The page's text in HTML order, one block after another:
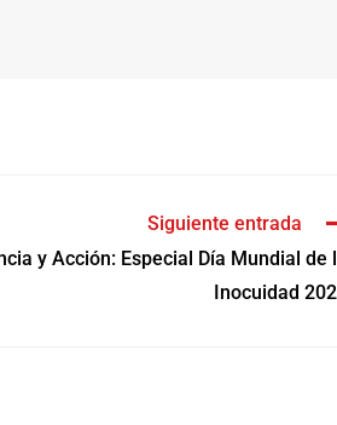
Siguiente entrada
y Acción: Especial Día Mundial de
Inocuidad